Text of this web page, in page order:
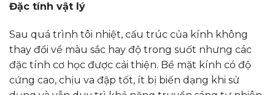
Đặc tính vật lý
Sau quá trình tôi nhiệt, cấu trúc của kính không
thay đổi về màu sắc hay độ trong suốt nhưng các
đặc tính cơ học được cải thiện. Bề mặt kính có độ
cứng cao, chịu va đập tốt, ít bị biến dạng khi sử